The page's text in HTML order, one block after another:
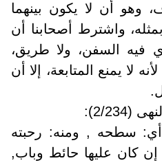
وهو أن لا يكون بينهما
واشترط أصحابنا أن
فيه السفن، ولا طريق،
لا يمنع المتابعة، إلا أن
234):
سطحه , ومنه: رحبته
كان عليها حائط وباب,